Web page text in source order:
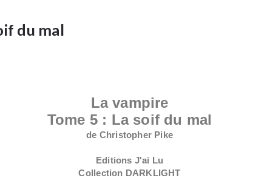
du mal
La vampire
Tome 5 : La soif du mal
de Christopher Pike
Editions J'ai Lu
Collection DARKLIGHT